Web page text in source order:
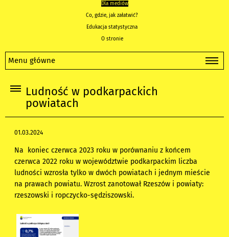
Dla mediów
Co, gdzie, jak załatwić?
Edukacja statystyczna
O stronie
Menu główne
Ludność w podkarpackich
powiatach
01.03.2024
Na koniec czerwca 2023 roku w porównaniu z końcem
czerwca 2022 roku w województwie podkarpackim liczba
ludności wzrosła tylko w dwóch powiatach i jednym mieście
na prawach powiatu. Wzrost zanotował Rzeszów i powiaty:
rzeszowski i ropczycko-sędziszowski.